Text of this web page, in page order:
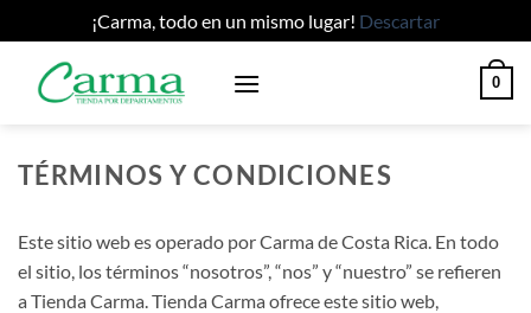
¡Carma, todo en un mismo lugar! Descartar
0
TÉRMINOS Y CONDICIONES
Este sitio web es operado por Carma de Costa Rica. En todo
el sitio, los términos “nosotros”, “nos” y “nuestro” se refieren
a Tienda Carma. Tienda Carma ofrece este sitio web,